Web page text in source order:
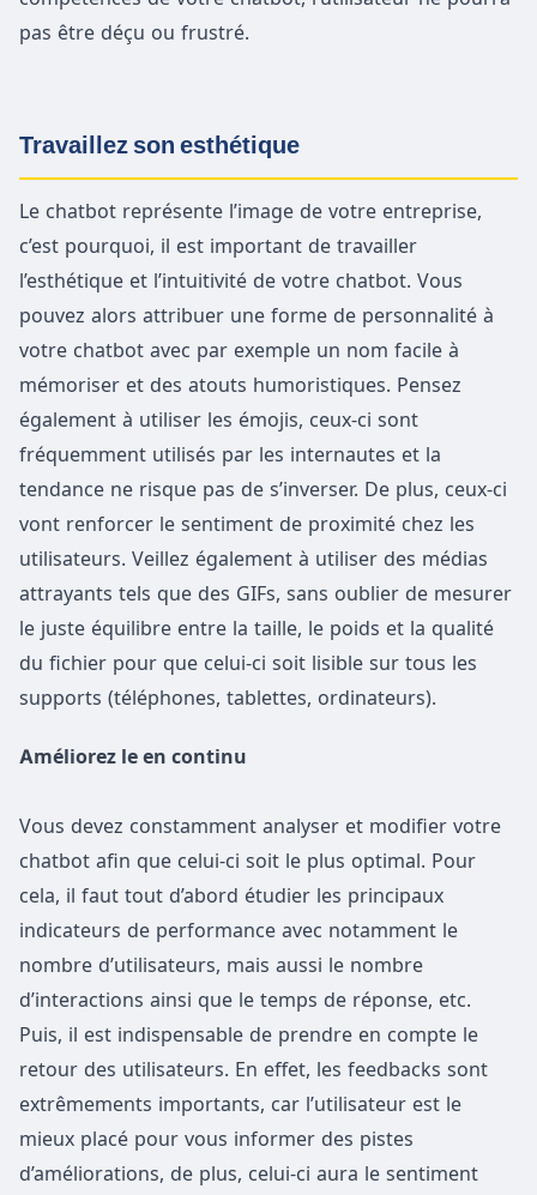
pas être déçu ou frustré.
Travaillez son esthétique
Le chatbot représente l’image de votre entreprise,
c’est pourquoi, il est important de travailler
l’esthétique et l’intuitivité de votre chatbot. Vous
pouvez alors attribuer une forme de personnalité à
votre chatbot avec par exemple un nom facile à
mémoriser et des atouts humoristiques. Pensez
également à utiliser les émojis, ceux-ci sont
fréquemment utilisés par les internautes et la
tendance ne risque pas de s’inverser. De plus, ceux-ci
vont renforcer le sentiment de proximité chez les
utilisateurs. Veillez également à utiliser des médias
attrayants tels que des GIFs, sans oublier de mesurer
le juste équilibre entre la taille, le poids et la qualité
du fichier pour que celui-ci soit lisible sur tous les
supports (téléphones, tablettes, ordinateurs).
Améliorez le en continu
Vous devez constamment analyser et modifier votre
chatbot afin que celui-ci soit le plus optimal. Pour
cela, il faut tout d’abord étudier les principaux
indicateurs de performance avec notamment le
nombre d’utilisateurs, mais aussi le nombre
d’interactions ainsi que le temps de réponse, etc.
Puis, il est indispensable de prendre en compte le
retour des utilisateurs. En effet, les feedbacks sont
extrêmements importants, car l’utilisateur est le
mieux placé pour vous informer des pistes
d’améliorations, de plus, celui-ci aura le sentiment